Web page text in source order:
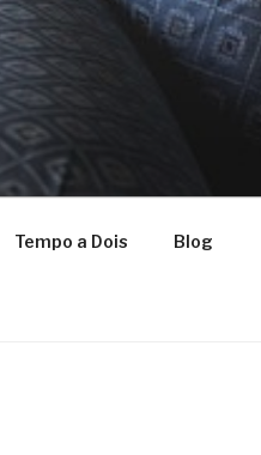
Tempo a Dois Blog